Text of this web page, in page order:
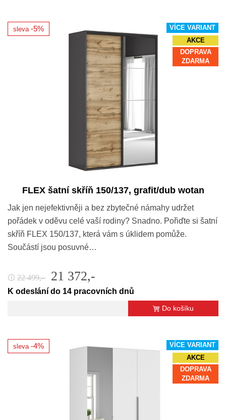
VÍCE VARIANT
AKCE
DOPRAVA
ZDARMA
FLEX šatní skříň 150/137, grafit/dub wotan
Jak jen nejefektivněji a bez zbytečné námahy udržet
pořádek v oděvu celé vaší rodiny? Snadno. Pořiďte si šatní
skříň FLEX 150/137, která vám s úklidem pomůže.
Součástí jsou posuvné…
sleva -5%
🛈 22 499,- 21 372,-
K odeslání do 14 pracovních dnů
Do košíku
VÍCE VARIANT
AKCE
DOPRAVA
ZDARMA
sleva -4%